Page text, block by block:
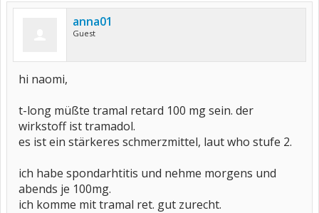
anna01
Guest
hi naomi,
t-long müßte tramal retard 100 mg sein. der
wirkstoff ist tramadol.
es ist ein stärkeres schmerzmittel, laut who stufe 2.
ich habe spondarhtitis und nehme morgens und
abends je 100mg.
ich komme mit tramal ret. gut zurecht.